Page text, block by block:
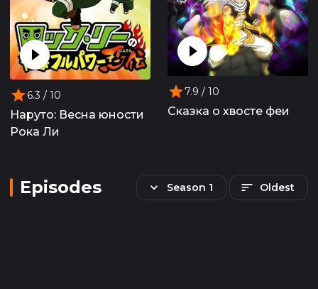
6.3 / 10
Наруто: Весна юности
Рока Ли
7.9 / 10
Сказка о хвосте феи
Episodes Season 1 Oldest